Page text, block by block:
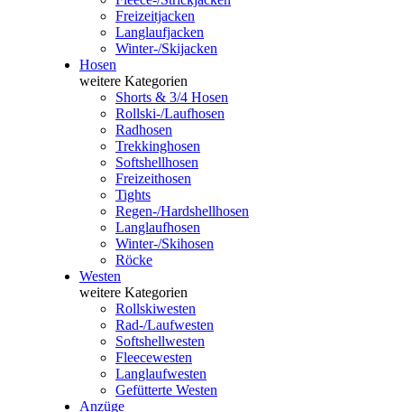
Freizeitjacken
Langlaufjacken
Winter-/Skijacken
Hosen
weitere Kategorien
Shorts & 3/4 Hosen
Rollski-/Laufhosen
Radhosen
Trekkinghosen
Softshellhosen
Freizeithosen
Tights
Regen-/Hardshellhosen
Langlaufhosen
Winter-/Skihosen
Röcke
Westen
weitere Kategorien
Rollskiwesten
Rad-/Laufwesten
Softshellwesten
Fleecewesten
Langlaufwesten
Gefütterte Westen
Anzüge